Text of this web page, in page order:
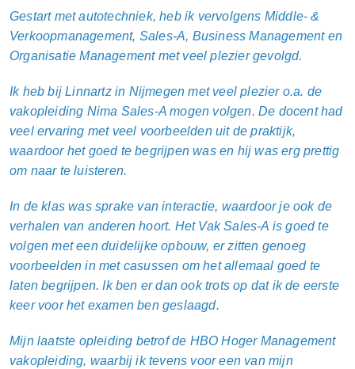
Gestart met autotechniek, heb ik vervolgens Middle- &
Verkoopmanagement, Sales-A, Business Management en
Organisatie Management met veel plezier gevolgd.
Ik heb bij Linnartz in Nijmegen met veel plezier o.a. de
vakopleiding Nima Sales-A mogen volgen. De docent had
veel ervaring met veel voorbeelden uit de praktijk,
waardoor het goed te begrijpen was en hij was erg prettig
om naar te luisteren.
In de klas was sprake van interactie, waardoor je ook de
verhalen van anderen hoort. Het Vak Sales-A is goed te
volgen met een duidelijke opbouw, er zitten genoeg
voorbeelden in met casussen om het allemaal goed te
laten begrijpen. Ik ben er dan ook trots op dat ik de eerste
keer voor het examen ben geslaagd.
Mijn laatste opleiding betrof de HBO Hoger Management
vakopleiding, waarbij ik tevens voor een van mijn